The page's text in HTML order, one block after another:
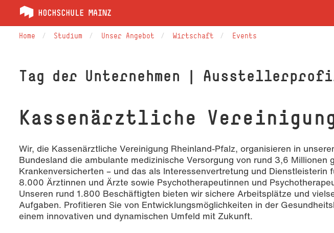
Home Studium Unser Angebot Wirtschaft Events
Tag der Unternehmen |
Kassenärztliche
Wir, die Kassenärztliche Vereinigung Rheinland-Pfalz, organisieren in
Bundesland die ambulante medizinische Versorgung von rund 3,6 Millionen
Krankenversicherten – und das als Interessenvertretung und Dienstleisterin
8.000 Ärztinnen und Ärzte sowie Psychotherapeutinnen und
Unseren rund 1.800 Beschäftigten bieten wir sichere Arbeitsplätze und
Aufgaben. Profitieren Sie von Entwicklungsmöglichkeiten in der
einem innovativen und dynamischen Umfeld mit Zukunft.